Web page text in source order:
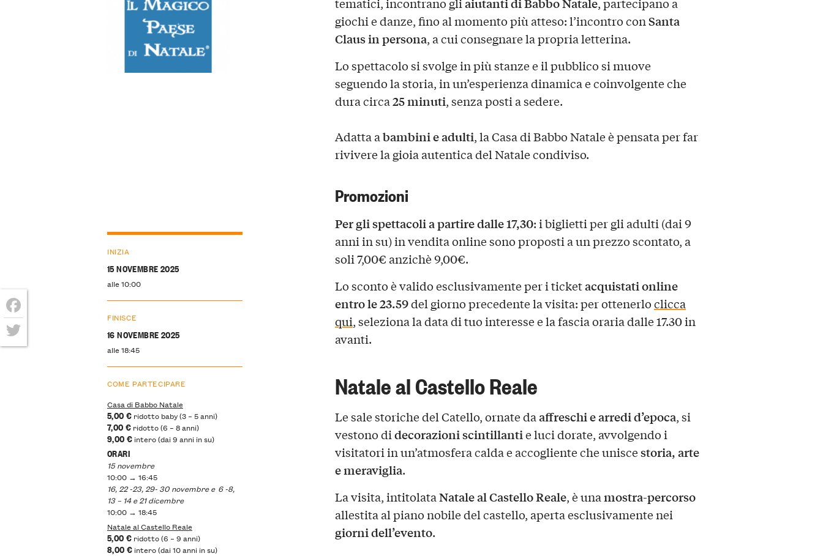
giochi e danze, fino al momento più atteso: l’incontro conSanta
Claus in persona, a cui consegnare la propria letterina.
Lo spettacolo si svolge in più stanze e il pubblico si muove
seguendo la storia, in un’esperienza dinamica e coinvolgente che
dura circa25 minuti, senza posti a sedere.
Adatta abambini e adulti, la Casa di Babbo Natale è pensata per far
rivivere la gioia autentica del Natale condiviso.
Promozioni
Per gli spettacoli a partire dalle 17,30: i biglietti per gli adulti (dai 9
anni in su) in vendita online sono proposti a un prezzo scontato, a
soli 7,00€ anzichè 9,00€.
Lo sconto è valido esclusivamente per i ticketacquistati online
entro le 23.59del giorno precedente la visita: per ottenerloclicca
qui, seleziona la data di tuo interesse e la fascia oraria dalle 17.30 in
avanti.
Natale al Castello Reale
Le sale storiche del Catello, ornate daaffreschi e arredi d’epoca, si
vestono didecorazioni scintillantie luci dorate, avvolgendo i
visitatori in un’atmosfera calda e accogliente che uniscestoria, arte
e meraviglia.
La visita, intitolataNatale al Castello Reale, è unamostra-percorso
allestita al piano nobile del castello, aperta esclusivamente nei
giorni dell’evento.
INIZIA
15 NOVEMBRE 2025
alle 10:00
FINISCE
16 NOVEMBRE 2025
alle 18:45
COME PARTECIPARE
Casa di Babbo Natale
5,00 € ridotto baby (3 – 5 anni)
7,00 € ridotto (6 – 8 anni)
9,00 € intero (dai 9 anni in su)
ORARI
15 novembre
10:00 → 16:45
16, 22 -23, 29- 30 novembre e 6 -8,
13 – 14 e 21 dicembre
10:00 → 18:45
Natale al Castello Reale
5,00 € ridotto (6 – 9 anni)
8,00 € intero (dai 10 anni in su)
Facebook
Twitter